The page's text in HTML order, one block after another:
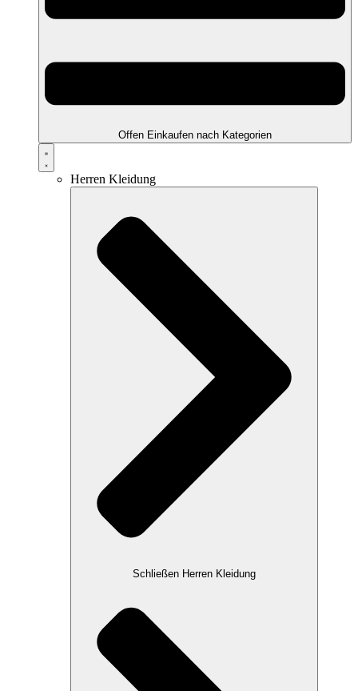
Offen Einkaufen nach Kategorien
Herren Kleidung
Schließen Herren Kleidung